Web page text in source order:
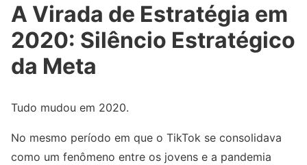
A Virada de Estratégia em
2020: Silêncio Estratégico
da Meta
Tudo mudou em 2020.
No mesmo período em que o TikTok se consolidava
como um fenômeno entre os jovens e a pandemia